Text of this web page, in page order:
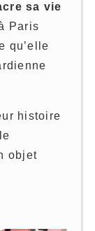
sa vie
Paris
qu’elle
histoire
objet